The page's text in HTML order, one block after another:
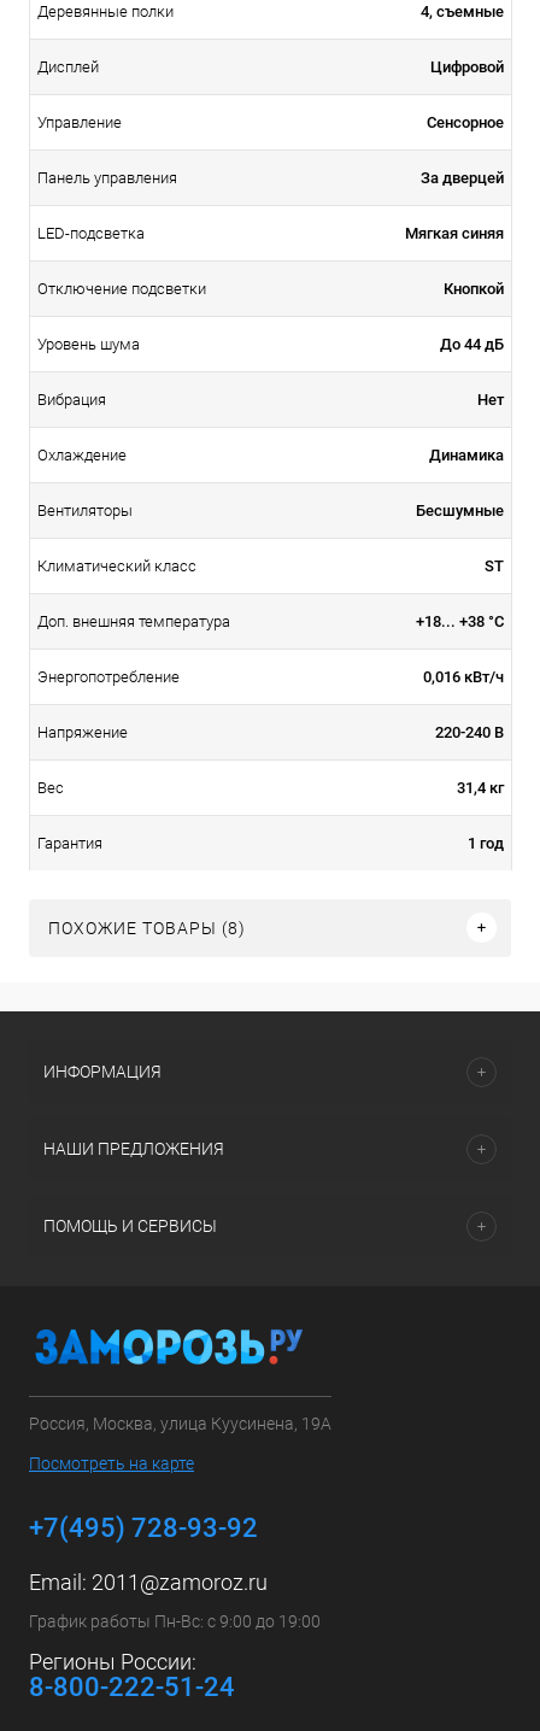
Деревянные полки 4, съемные
Дисплей Цифровой
Управление Сенсорное
Панель управления За дверцей
LED-подсветка Мягкая синяя
Отключение подсветки Кнопкой
Уровень шума До 44 дБ
Вибрация Нет
Охлаждение Динамика
Вентиляторы Бесшумные
Климатический класс ST
Доп. внешняя температура +18... +38 °С
Энергопотребление 0,016 кВт/ч
Напряжение 220-240 В
Вес 31,4 кг
Гарантия 1 год
ПОХОЖИЕ ТОВАРЫ (8)
ИНФОРМАЦИЯ
НАШИ ПРЕДЛОЖЕНИЯ
ПОМОЩЬ И СЕРВИСЫ
Россия, Москва, улица Куусинена, 19А
Посмотреть на карте
+7(495) 728-93-92
Email: 2011@zamoroz.ru
График работы Пн-Вс: с 9:00 до 19:00
Регионы России:
8-800-222-51-24